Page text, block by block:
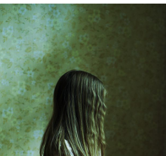
った」侍ジャパン選手が証言した“NPB聞...